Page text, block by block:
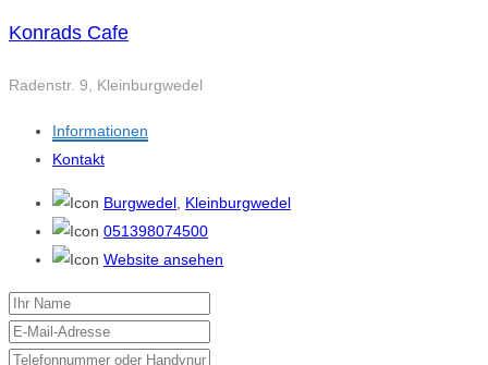
Konrads Cafe
Radenstr. 9, Kleinburgwedel
Informationen
Kontakt
Burgwedel Kleinburgwedel
051398074500
Website ansehen